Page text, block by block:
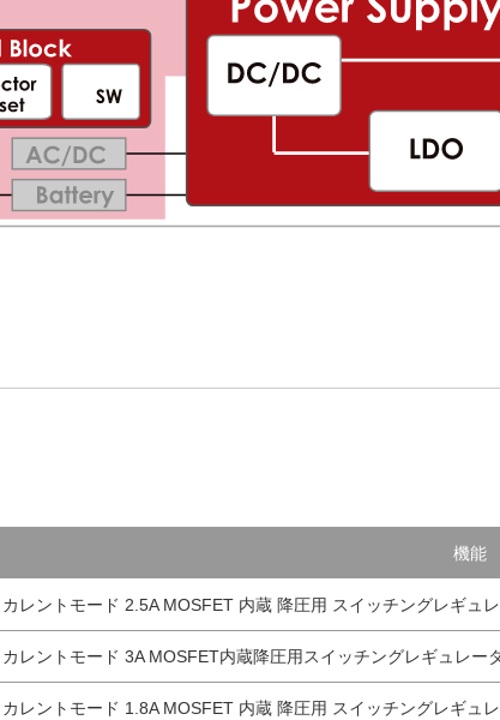
機能
カレントモード 2.5A MOSFET 内蔵 降圧用 スイッチングレギュ
カレントモード 3A MOSFET内蔵降圧用スイッチングレギュレー
カレントモード 1.8A MOSFET 内蔵 降圧用 スイッチングレギュ